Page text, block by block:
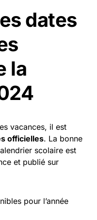
dates
la
vacances, il est
officielles. La bonne
scolaire est
et publié sur
pour l’année